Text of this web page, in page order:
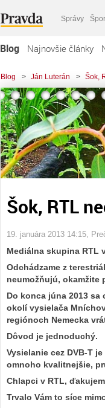
Správy
Blog Najnovšie články
Blog > Ján Luterán > Šok,
Šok, RTL
19. januára 2013 14:15 ,
Mediálna skupina RTL
Odchádzame z
neumožňujú, okamžite
Do konca júna 2013 sa
okolí vysielača
regiónoch Nemecka
Dôvod je jednoduchý.
Vysielanie cez DVB-T
omnoho kvalitnejšie,
Chlapci v RTL, ďakujem
Trvalo Vám to síce